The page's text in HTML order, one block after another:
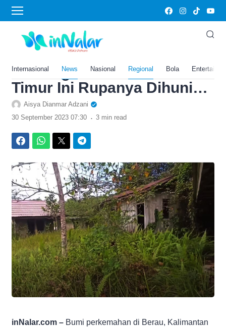
Internasional News Nasional Regional Bola
Home›News
Sering Jadi Pembuangan
Mayat, Bumi Perkemahan
Terbengkalai di Kalimantan
Timur Ini Rupanya Dihuni…
Aisya Dianmar Adzani
30 September 2023 07:30 . 3 min read
inNalar.com – Bumi perkemahan di Berau, Kalimantan